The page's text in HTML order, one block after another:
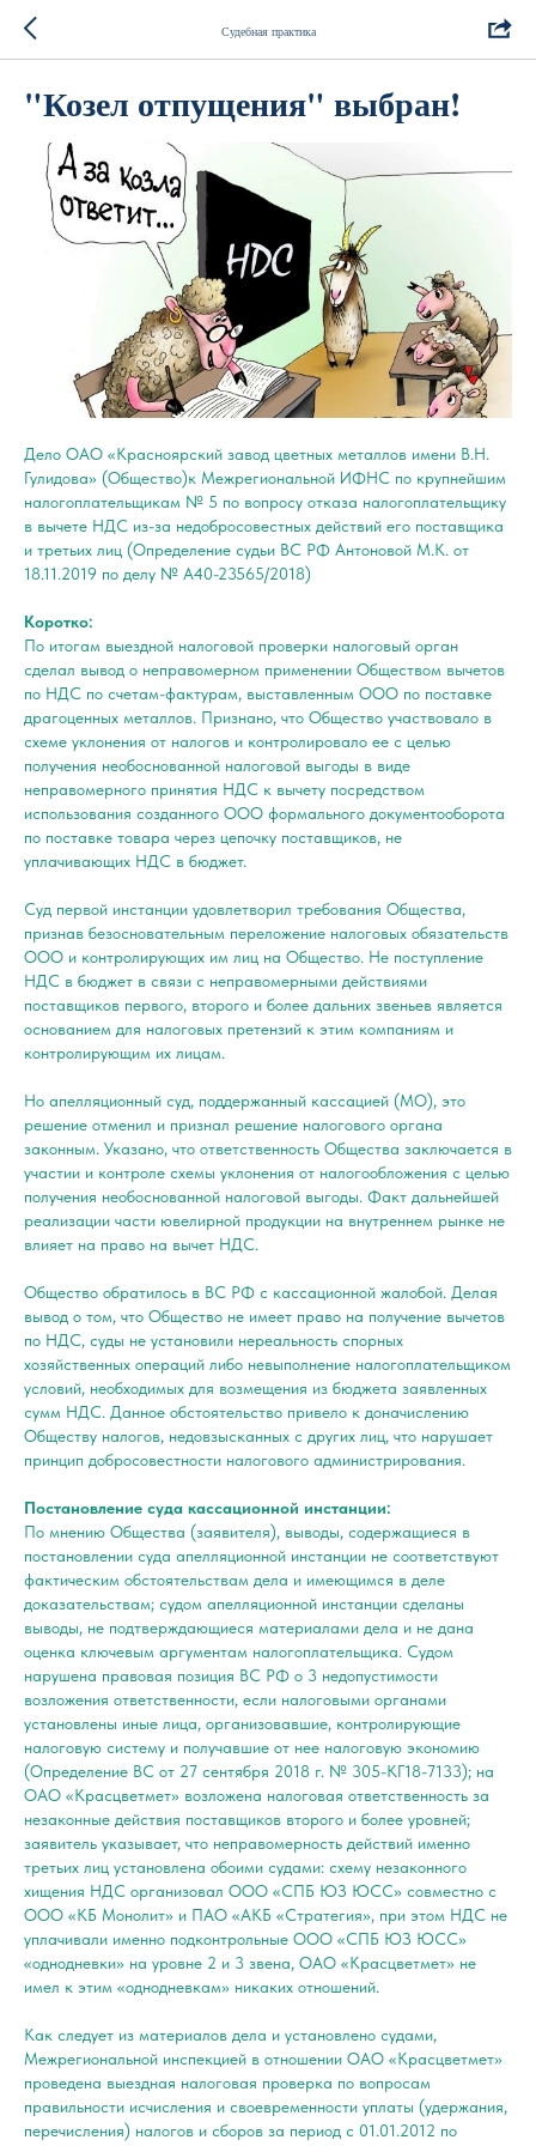
Судебная практика
"Козел отпущения" выбран!
Дело ОАО «Красноярский завод цветных металлов имени В.Н.
Гулидова» (Общество)к Межрегиональной ИФНС по крупнейшим
налогоплательщикам № 5 по вопросу отказа налогоплательщику
в вычете НДС из-за недобросовестных действий его поставщика
и третьих лиц (Определение судьи ВС РФ Антоновой М.К. от
18.11.2019 по делу № А40-23565/2018)
Коротко:
По итогам выездной налоговой проверки налоговый орган
сделал вывод о неправомерном применении Обществом вычетов
по НДС по счетам-фактурам, выставленным ООО по поставке
драгоценных металлов. Признано, что Общество участвовало в
схеме уклонения от налогов и контролировало ее с целью
получения необоснованной налоговой выгоды в виде
неправомерного принятия НДС к вычету посредством
использования созданного ООО формального документооборота
по поставке товара через цепочку поставщиков, не
уплачивающих НДС в бюджет.
Суд первой инстанции удовлетворил требования Общества,
признав безосновательным переложение налоговых обязательств
ООО и контролирующих им лиц на Общество. Не поступление
НДС в бюджет в связи с неправомерными действиями
поставщиков первого, второго и более дальних звеньев является
основанием для налоговых претензий к этим компаниям и
контролирующим их лицам.
Но апелляционный суд, поддержанный кассацией (МО), это
решение отменил и признал решение налогового органа
законным. Указано, что ответственность Общества заключается в
участии и контроле схемы уклонения от налогообложения с целью
получения необоснованной налоговой выгоды. Факт дальнейшей
реализации части ювелирной продукции на внутреннем рынке не
влияет на право на вычет НДС.
Общество обратилось в ВС РФ с кассационной жалобой. Делая
вывод о том, что Общество не имеет право на получение вычетов
по НДС, суды не установили нереальность спорных
хозяйственных операций либо невыполнение налогоплательщиком
условий, необходимых для возмещения из бюджета заявленных
сумм НДС. Данное обстоятельство привело к доначислению
Обществу налогов, недовзысканных с других лиц, что нарушает
принцип добросовестности налогового администрирования.
Постановление суда кассационной инстанции:
По мнению Общества (заявителя), выводы, содержащиеся в
постановлении суда апелляционной инстанции не соответствуют
фактическим обстоятельствам дела и имеющимся в деле
доказательствам; судом апелляционной инстанции сделаны
выводы, не подтверждающиеся материалами дела и не дана
оценка ключевым аргументам налогоплательщика. Судом
нарушена правовая позиция ВС РФ о 3 недопустимости
возложения ответственности, если налоговыми органами
установлены иные лица, организовавшие, контролирующие
налоговую систему и получавшие от нее налоговую экономию
(Определение ВС от 27 сентября 2018 г. № 305-КГ18-7133); на
ОАО «Красцветмет» возложена налоговая ответственность за
незаконные действия поставщиков второго и более уровней;
заявитель указывает, что неправомерность действий именно
третьих лиц установлена обоими судами: схему незаконного
хищения НДС организовал ООО «СПБ ЮЗ ЮСС» совместно с
ООО «КБ Монолит» и ПАО «АКБ «Стратегия», при этом НДС не
уплачивали именно подконтрольные ООО «СПБ ЮЗ ЮСС»
«однодневки» на уровне 2 и 3 звена, ОАО «Красцветмет» не
имел к этим «однодневкам» никаких отношений.
Как следует из материалов дела и установлено судами,
Межрегиональной инспекцией в отношении ОАО «Красцветмет»
проведена выездная налоговая проверка по вопросам
правильности исчисления и своевременности уплаты (удержания,
перечисления) налогов и сборов за период с 01.01.2012 по